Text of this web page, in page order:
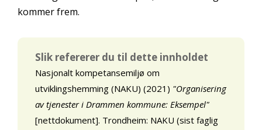
kommer frem.
Slik refererer du til dette innholdet
Nasjonalt kompetansemiljø om
utviklingshemming (NAKU) (2021) "Organisering
av tjenester i Drammen kommune: Eksempel"
[nettdokument]. Trondheim: NAKU (sist faglig